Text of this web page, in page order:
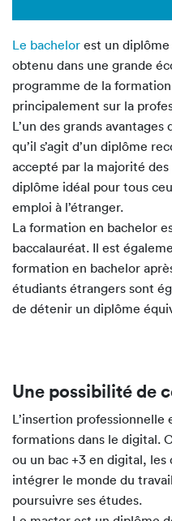
Le bachelor est un
obtenu dans une grande
programme de la
principalement sur la
L’un des grands
qu’il s’agit d’un diplôme
accepté par la majorité
diplôme idéal pour tous
emploi à l’étranger.
La formation en bachelor
baccalauréat. Il est
formation en bachelor
étudiants étrangers sont
de détenir un diplôme
Une possibilité de
L’insertion
formations dans le digital.
ou un bac +3 en digital,
intégrer le monde du
poursuivre ses études.